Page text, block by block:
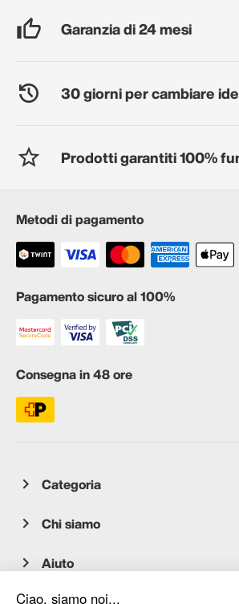
Garanzia di 24 mesi
30 giorni per cambiare
Prodotti garantiti 100%
Metodi di pagamento
Pagamento sicuro al 100%
Consegna in 48 ore
Categoria
Chi siamo
Aiuto